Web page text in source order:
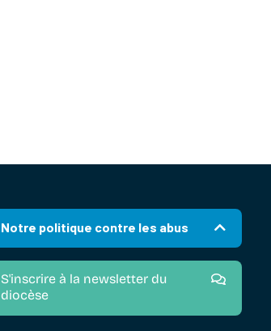
Notre politique contre les abus
S'inscrire à la newsletter du
diocèse